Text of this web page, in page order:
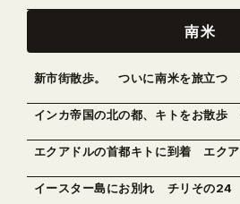
南米
新市街散歩。 ついに南米を旅立つ
インカ帝国の北の都、キトをお散歩
エクアドルの首都キトに到着 エク
イースター島にお別れ チリその24